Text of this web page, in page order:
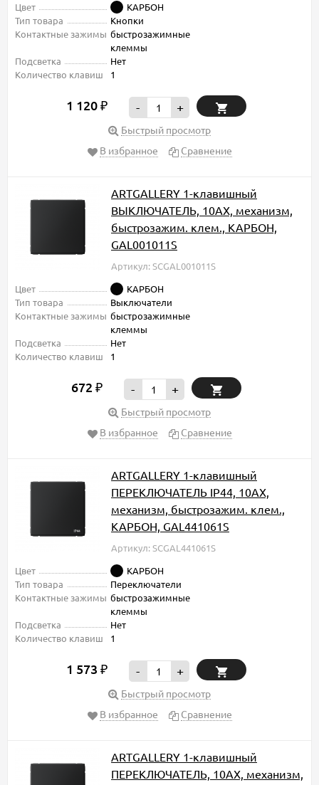
Цвет
КАРБОН
Тип товара
Кнопки
Контактные зажимы быстрозажимные
клеммы
Подсветка
Нет
Количество клавиш
1
1 120 ₽ - +
Быстрый просмотр
В избранное
Сравнение
ARTGALLERY 1-клавишный
ВЫКЛЮЧАТЕЛЬ, 10АХ, механизм,
быстрозажим. клем., КАРБОН,
GAL001011S
Артикул: SCGAL001011S
Цвет
КАРБОН
Тип товара
Выключатели
Контактные зажимы быстрозажимные
клеммы
Подсветка
Нет
Количество клавиш
1
672 ₽ - +
Быстрый просмотр
В избранное
Сравнение
ARTGALLERY 1-клавишный
ПЕРЕКЛЮЧАТЕЛЬ IP44, 10АХ,
механизм, быстрозажим. клем.,
КАРБОН, GAL441061S
Артикул: SCGAL441061S
Цвет
КАРБОН
Тип товара
Переключатели
Контактные зажимы быстрозажимные
клеммы
Подсветка
Нет
Количество клавиш
1
1 573 ₽ - +
Быстрый просмотр
В избранное
Сравнение
ARTGALLERY 1-клавишный
ПЕРЕКЛЮЧАТЕЛЬ, 10АХ, механизм,